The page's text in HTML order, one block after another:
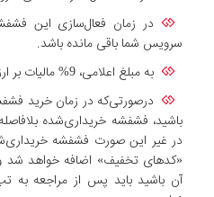
سرویس شما باقی مانده باشد.
به مبلغ اعلامی، 9% مالیات بر ارزش افزوده اضافه می گردد.
درصورتی‌که در زمان خرید
باشید، فشفشه خریداری‌شده
در غیر این صورت فشفشه
«کدهاى تخفیف» اضافه خواهد شد و
آن باشید باید پس از مراجعه به